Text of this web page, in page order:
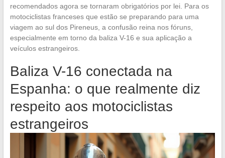
recomendados agora se tornaram obrigatórios por lei. Para os
motociclistas franceses que estão se preparando para uma
viagem ao sul dos Pireneus, a confusão reina nos fóruns,
especialmente em torno da baliza V-16 e sua aplicação a
veículos estrangeiros.
Baliza V-16 conectada na
Espanha: o que realmente diz
respeito aos motociclistas
estrangeiros